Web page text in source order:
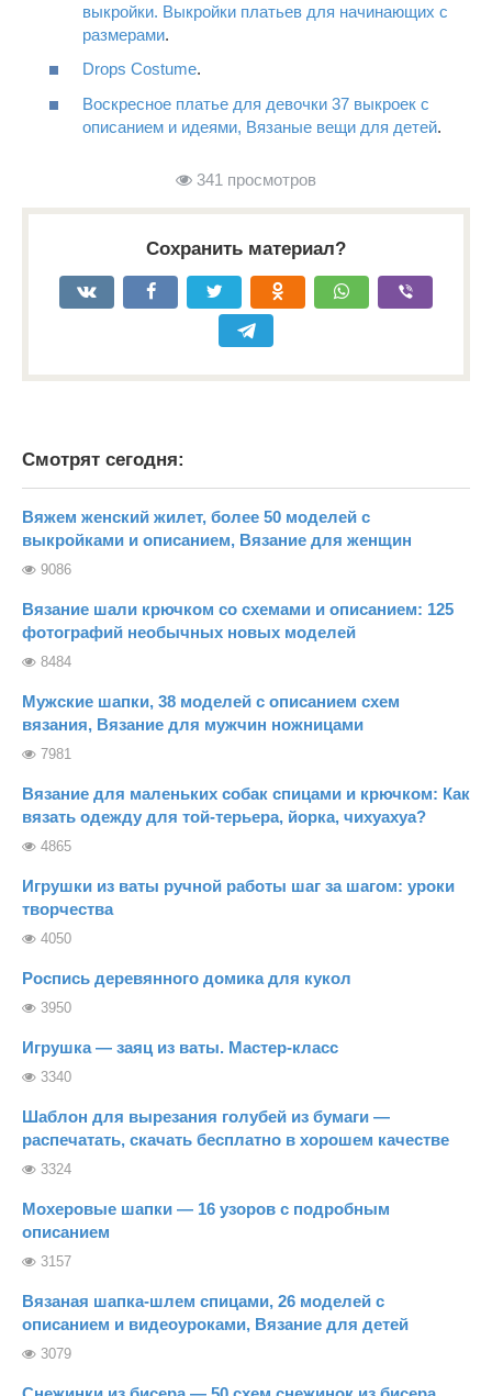
выкройки. Выкройки платьев для начинающих с
размерами.
Drops Costume.
Воскресное платье для девочки 37 выкроек с
описанием и идеями, Вязаные вещи для детей.
341 просмотров
Сохранить материал?
Смотрят сегодня:
Вяжем женский жилет, более 50 моделей с
выкройками и описанием, Вязание для женщин
9086
Вязание шали крючком со схемами и описанием: 125
фотографий необычных новых моделей
8484
Мужские шапки, 38 моделей с описанием схем
вязания, Вязание для мужчин ножницами
7981
Вязание для маленьких собак спицами и крючком: Как
вязать одежду для той-терьера, йорка, чихуахуа?
4865
Игрушки из ваты ручной работы шаг за шагом: уроки
творчества
4050
Роспись деревянного домика для кукол
3950
Игрушка — заяц из ваты. Мастер-класс
3340
Шаблон для вырезания голубей из бумаги —
распечатать, скачать бесплатно в хорошем качестве
3324
Мохеровые шапки — 16 узоров с подробным
описанием
3157
Вязаная шапка-шлем спицами, 26 моделей с
описанием и видеоуроками, Вязание для детей
3079